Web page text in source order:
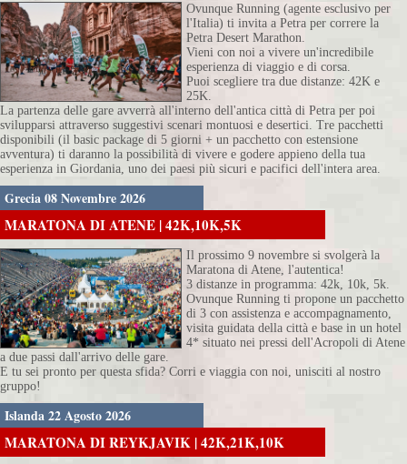
Ovunque Running (agente esclusivo per
l'Italia) ti invita a Petra per correre la
Petra Desert Marathon.
Vieni con noi a vivere un'incredibile
esperienza di viaggio e di corsa.
Puoi scegliere tra due distanze: 42K e
25K.
La partenza delle gare avverrà all'interno dell'antica città di Petra per poi
svilupparsi attraverso suggestivi scenari montuosi e desertici. Tre pacchetti
disponibili (il basic package di 5 giorni + un pacchetto con estensione
avventura) ti daranno la possibilità di vivere e godere appieno della tua
esperienza in Giordania, uno dei paesi più sicuri e pacifici dell'intera area.
Grecia 08 Novembre 2026
MARATONA DI ATENE | 42K,10K,5K
Il prossimo 9 novembre si svolgerà la
Maratona di Atene, l'autentica!
3 distanze in programma: 42k, 10k, 5k.
Ovunque Running ti propone un pacchetto
di 3 con assistenza e accompagnamento,
visita guidata della città e base in un hotel
4* situato nei pressi dell'Acropoli di Atene
a due passi dall'arrivo delle gare.
E tu sei pronto per questa sfida? Corri e viaggia con noi, unisciti al nostro
gruppo!
Islanda 22 Agosto 2026
MARATONA DI REYKJAVIK | 42K,21K,10K